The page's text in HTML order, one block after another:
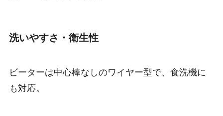
洗いやすさ・衛生性
ビーターは中心棒なしのワイヤー型で、食洗機に
も対応。